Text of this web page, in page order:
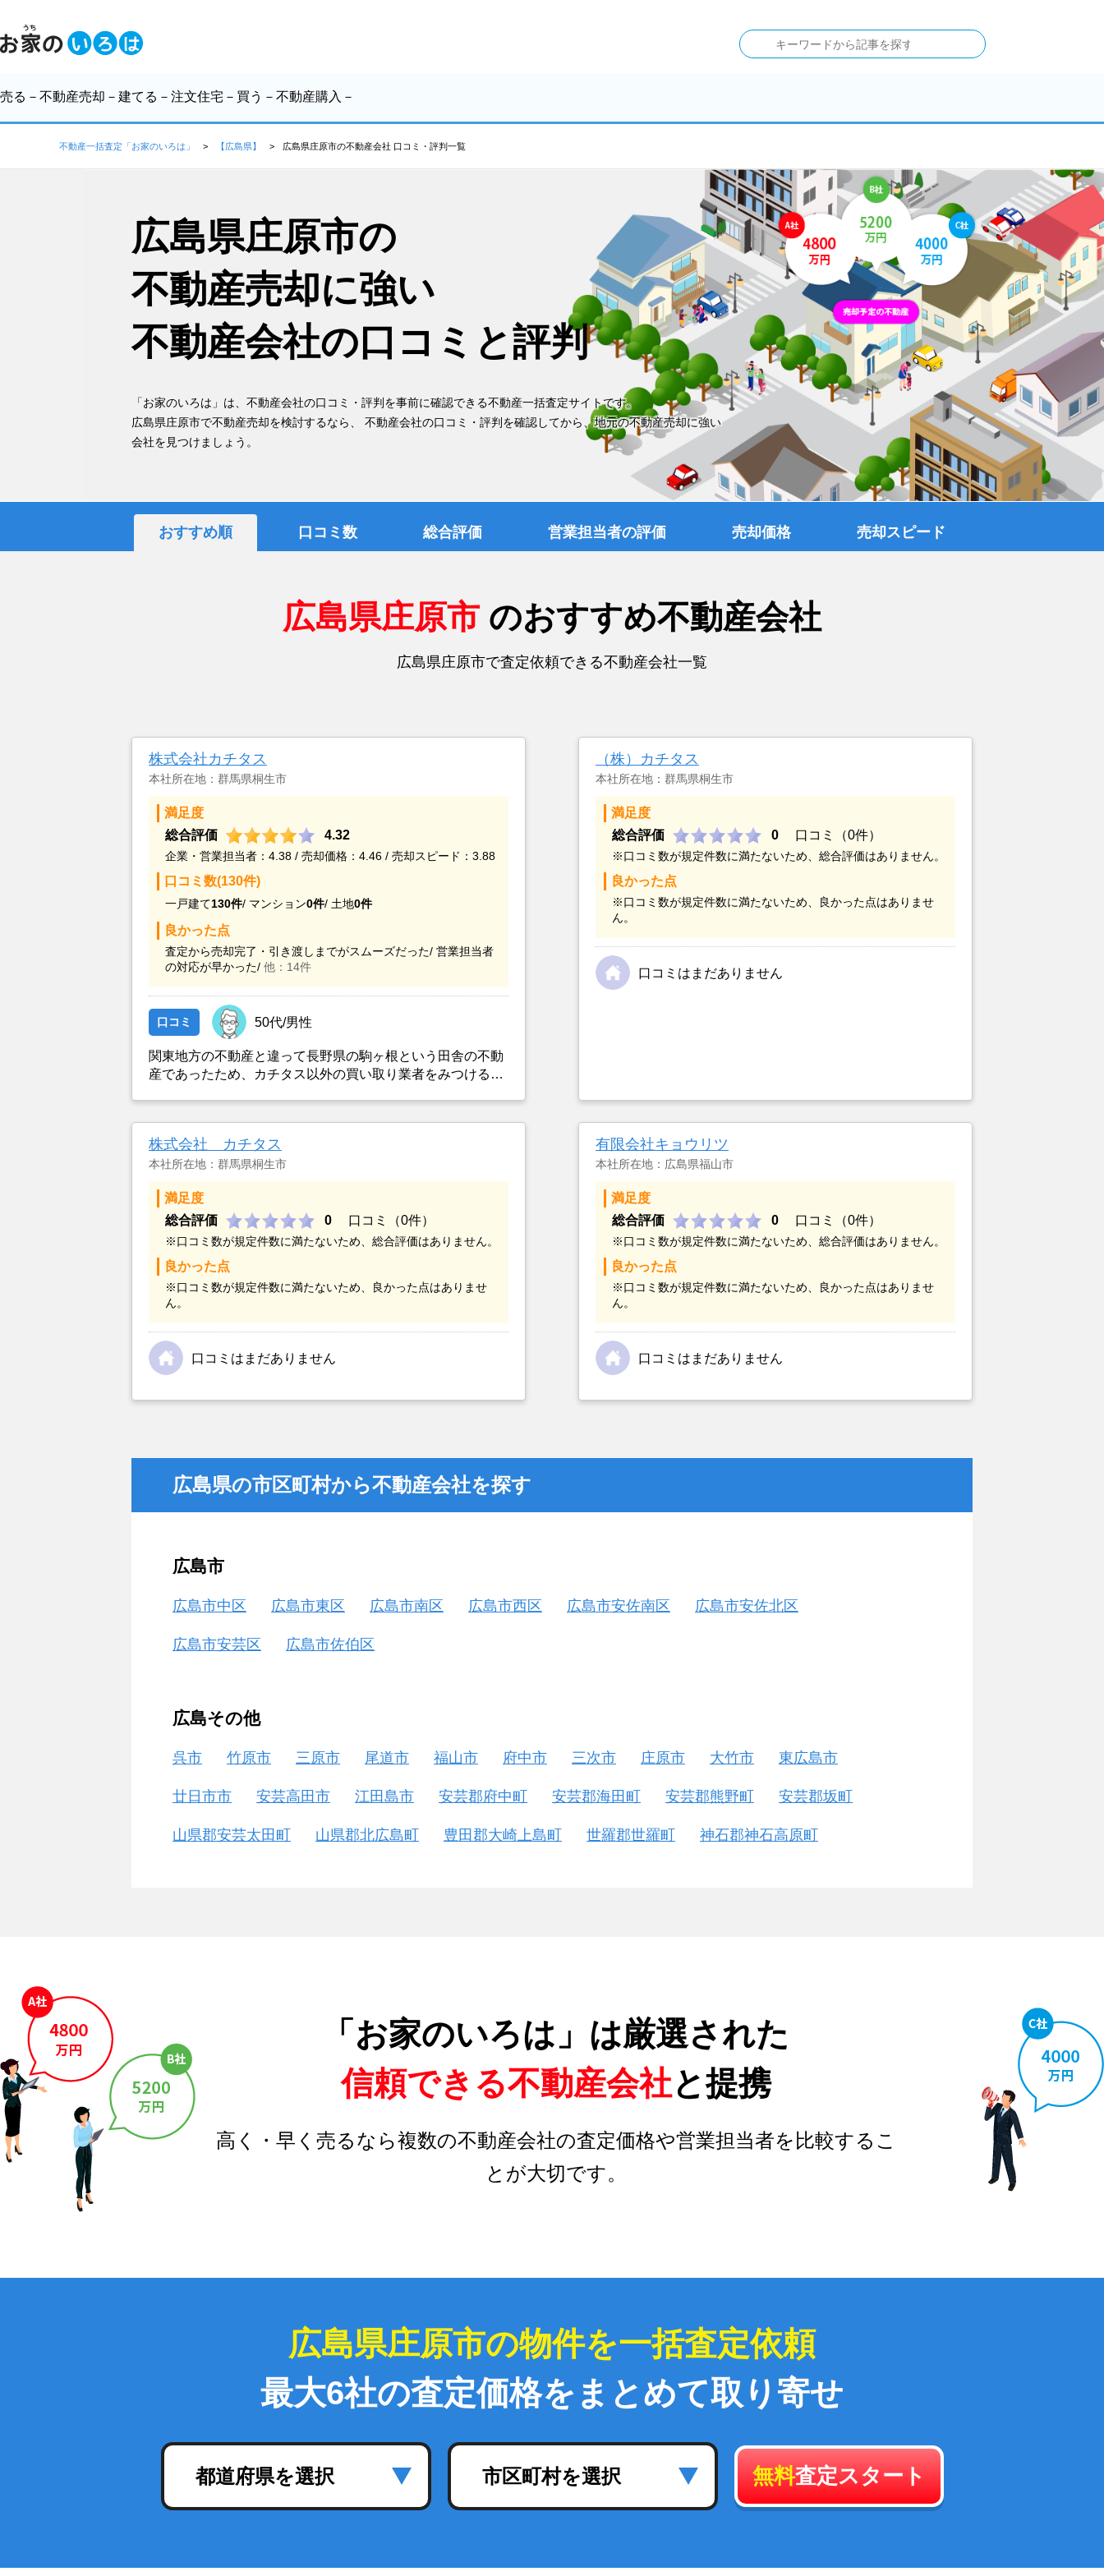
売る －不動産売却－ 建てる －注文住宅－ 買う －不動産購入－
不動産一括査定「お家のいろは」 【広島県】 広島県庄原市の不動産会社 口コミ・評判一覧
広島県庄原市の
不動産売却に強い
不動産会社の口コミと評判
「お家のいろは」は、不動産会社の口コミ・評判を事前に確認できる不動産一括査定サイトです。
広島県庄原市で不動産売却を検討するなら、 不動産会社の口コミ・評判を確認してから、地元の不動産売却に強い
会社を見つけましょう。
おすすめ順 口コミ数 総合評価 営業担当者の評価 売却価格 売却スピード
広島県庄原市 のおすすめ不動産会社
広島県庄原市で査定依頼できる不動産会社一覧
株式会社カチタス
本社所在地：群馬県桐生市
満足度
総合評価
4.32
企業・営業担当者：4.38 / 売却価格：4.46 / 売却スピード：3.88
口コミ数(130件)
一戸建て130件/ マンション0件/ 土地0件
良かった点
査定から売却完了・引き渡しまでがスムーズだった/ 営業担当者
の対応が早かった/ 他：14件
口コミ 50代/男性
関東地方の不動産と違って長野県の駒ヶ根という田舎の不動
産であったため、カチタス以外の買い取り業者をみつけるこ
（株）カチタス
本社所在地：群馬県桐生市
満足度
総合評価
0 口コミ（0件）
※口コミ数が規定件数に満たないため、総合評価はありません。
良かった点
※口コミ数が規定件数に満たないため、良かった点はありませ
ん。
口コミはまだありません
株式会社 カチタス
本社所在地：群馬県桐生市
満足度
総合評価
0 口コミ（0件）
※口コミ数が規定件数に満たないため、総合評価はありません。
良かった点
※口コミ数が規定件数に満たないため、良かった点はありませ
ん。
口コミはまだありません
有限会社キョウリツ
本社所在地：広島県福山市
満足度
総合評価
0 口コミ（0件）
※口コミ数が規定件数に満たないため、総合評価はありません。
良かった点
※口コミ数が規定件数に満たないため、良かった点はありませ
ん。
口コミはまだありません
広島県の市区町村から不動産会社を探す
広島市
広島市中区 広島市東区 広島市南区 広島市西区 広島市安佐南区 広島市安佐北区
広島市安芸区 広島市佐伯区
広島その他
呉市 竹原市 三原市 尾道市 福山市 府中市 三次市 庄原市 大竹市 東広島市
廿日市市 安芸高田市 江田島市 安芸郡府中町 安芸郡海田町 安芸郡熊野町 安芸郡坂町
山県郡安芸太田町 山県郡北広島町 豊田郡大崎上島町 世羅郡世羅町 神石郡神石高原町
「お家のいろは」は厳選された
信頼できる不動産会社と提携
高く・早く売るなら複数の不動産会社の査定価格や営業担当者を比較するこ
とが大切です。
広島県庄原市の物件を一括査定依頼
最大6社の査定価格をまとめて取り寄せ
都道府県を選択 市区町村を選択 無料査定スタート